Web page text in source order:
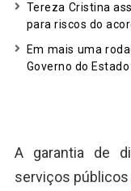
Tereza Cristina
para riscos do
Em mais uma
Governo do
A garantia de
serviços públicos